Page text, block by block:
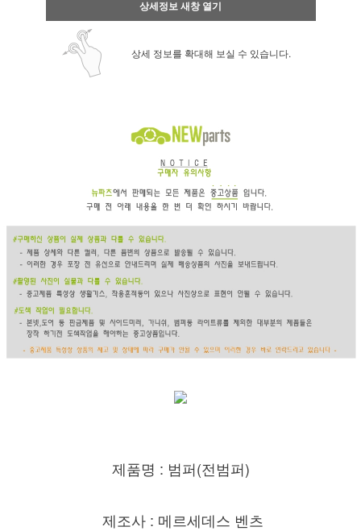
상세정보 새창 열기
상세 정보를 확대해 보실 수 있습니다.
제품명 : 범퍼(전범퍼)
제조사 : 메르세데스 벤츠